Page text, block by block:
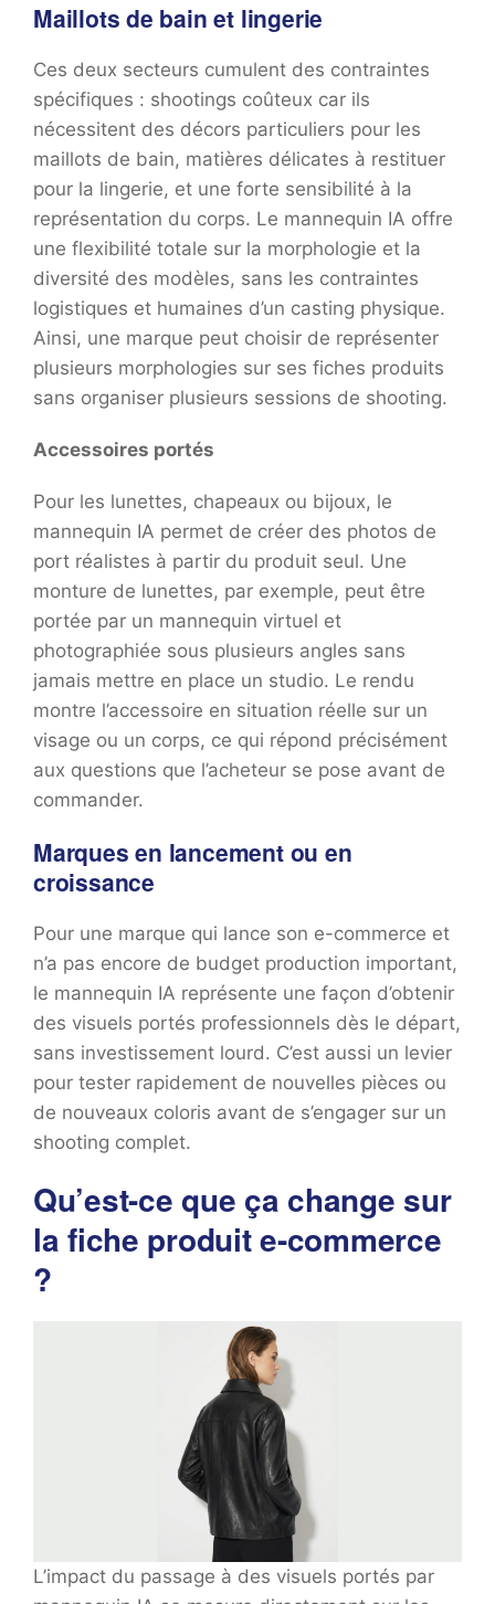
Maillots de bain et lingerie
Ces deux secteurs cumulent des contraintes
spécifiques : shootings coûteux car ils
nécessitent des décors particuliers pour les
maillots de bain, matières délicates à restituer
pour la lingerie, et une forte sensibilité à la
représentation du corps. Le mannequin IA offre
une flexibilité totale sur la morphologie et la
diversité des modèles, sans les contraintes
logistiques et humaines d’un casting physique.
Ainsi, une marque peut choisir de représenter
plusieurs morphologies sur ses fiches produits
sans organiser plusieurs sessions de shooting.
Accessoires portés
Pour les lunettes, chapeaux ou bijoux, le
mannequin IA permet de créer des photos de
port réalistes à partir du produit seul. Une
monture de lunettes, par exemple, peut être
portée par un mannequin virtuel et
photographiée sous plusieurs angles sans
jamais mettre en place un studio. Le rendu
montre l’accessoire en situation réelle sur un
visage ou un corps, ce qui répond précisément
aux questions que l’acheteur se pose avant de
commander.
Marques en lancement ou en
croissance
Pour une marque qui lance son e-commerce et
n’a pas encore de budget production important,
le mannequin IA représente une façon d’obtenir
des visuels portés professionnels dès le départ,
sans investissement lourd. C’est aussi un levier
pour tester rapidement de nouvelles pièces ou
de nouveaux coloris avant de s’engager sur un
shooting complet.
Qu’est-ce que ça change sur
la fiche produit e-commerce
?
L’impact du passage à des visuels portés par